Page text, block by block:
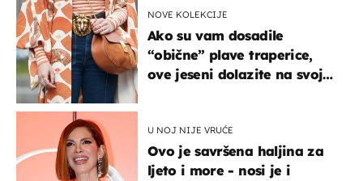
NOVE KOLEKCIJE
Ako su vam dosadile
“obične” plave traperice,
ove jeseni dolazite na svoje
U NOJ NIJE VRUĆE
Ovo je savršena haljina za
ljeto i more - nosi je i